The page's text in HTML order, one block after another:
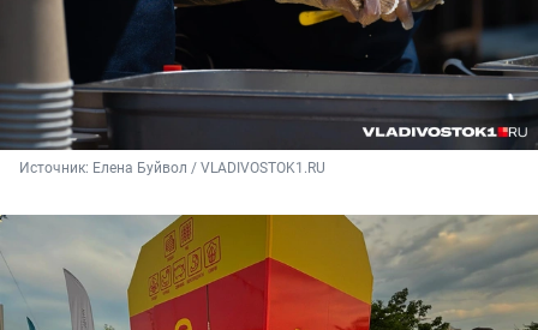
Источник: Елена Буйвол / VLADIVOSTOK1.RU